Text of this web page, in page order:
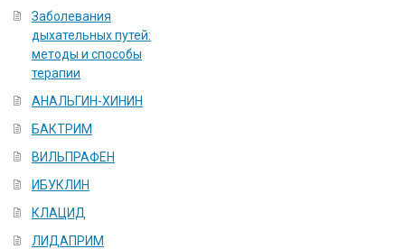
Заболевания
дыхательных путей:
методы и способы
терапии
АНАЛЬГИН-ХИНИН
БАКТРИМ
ВИЛЬПРАФЕН
ИБУКЛИН
КЛАЦИД
ЛИДАПРИМ